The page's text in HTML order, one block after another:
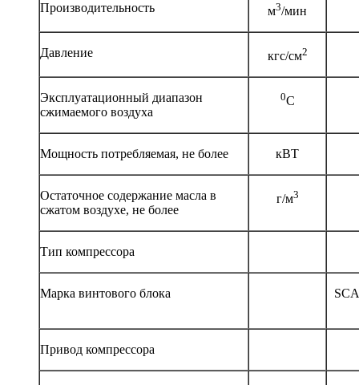
Производительность м3/мин
Давление кгс/см2
Эксплуатационный диапазон
сжимаемого воздуха
0С
Мощность потребляемая, не более кВТ
Остаточное содержание масла в
сжатом воздухе, не более
г/м3
Тип компрессора
Марка винтового блока
Привод компрессора